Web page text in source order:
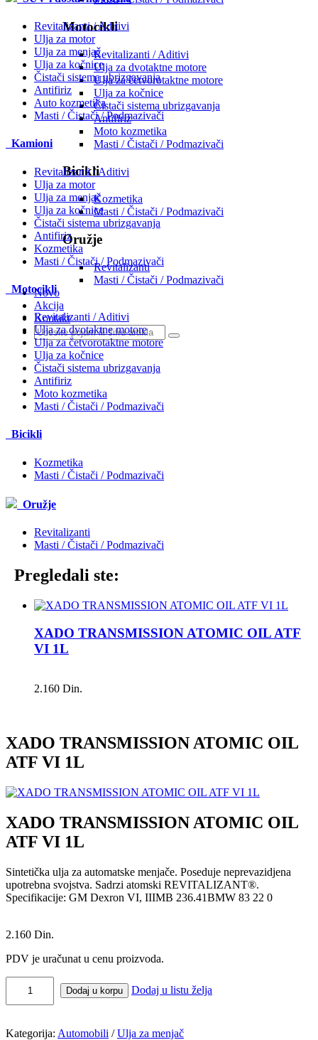
Motocikli
Revitalizanti / Aditivi
Ulja za dvotaktne motore
Ulja za četvorotaktne motore
Ulja za kočnice
Čistači sistema ubrizgavanja
Antifiriz
Moto kozmetika
Masti / Čistači / Podmazivači
Bicikli
Kozmetika
Masti / Čistači / Podmazivači
Oružje
Revitalizanti
Masti / Čistači / Podmazivači
Novo
Akcija
Kontakt
Revitalizanti / Aditivi
Ulja za motor
Ulja za menjač
Ulja za kočnice
Čistači sistema ubrizgavanja
Antifiriz
Auto kozmetika
Masti / Čistači / Podmazivači
Kamioni
Revitalizanti / Aditivi
Ulja za motor
Ulja za menjač
Ulja za kočnice
Čistači sistema ubrizgavanja
Antifiriz
Kozmetika
Masti / Čistači / Podmazivači
Motocikli
Revitalizanti / Aditivi
Ulja za dvotaktne motore
Ulja za četvorotaktne motore
Ulja za kočnice
Čistači sistema ubrizgavanja
Antifiriz
Moto kozmetika
Masti / Čistači / Podmazivači
Bicikli
Kozmetika
Masti / Čistači / Podmazivači
Oružje
Revitalizanti
Masti / Čistači / Podmazivači
Pregledali ste:
XADO TRANSMISSION ATOMIC OIL ATF
VI 1L
2.160 Din.
XADO TRANSMISSION ATOMIC OIL
ATF VI 1L
XADO TRANSMISSION ATOMIC OIL
ATF VI 1L
Sintetička ulja za automatske menjače. Poseduje neprevazidjena
upotrebna svojstva. Sadrzi atomski REVITALIZANT®.
Specifikacije: GM Dexron VI, IIIMB 236.41BMW 83 22 0
2.160 Din.
PDV je uračunat u cenu proizvoda.
Dodaj u korpu Dodaj u listu želja
Kategorija: Automobili /Ulja za menjač